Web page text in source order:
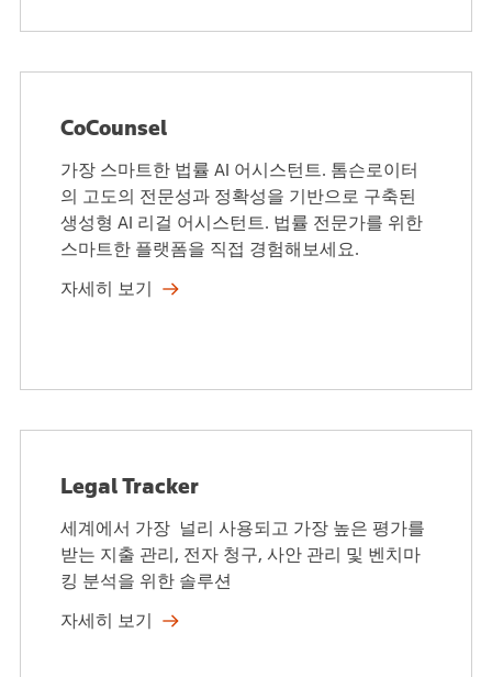
CoCounsel
가장 스마트한 법률 AI 어시스턴트. 톰슨로이터
의 고도의 전문성과 정확성을 기반으로 구축된
생성형 AI 리걸 어시스턴트. 법률 전문가를 위한
스마트한 플랫폼을 직접 경험해보세요.
자세히 보기
Legal Tracker
세계에서 가장 널리 사용되고 가장 높은 평가를
받는 지출 관리, 전자 청구, 사안 관리 및 벤치마
킹 분석을 위한 솔루션
자세히 보기